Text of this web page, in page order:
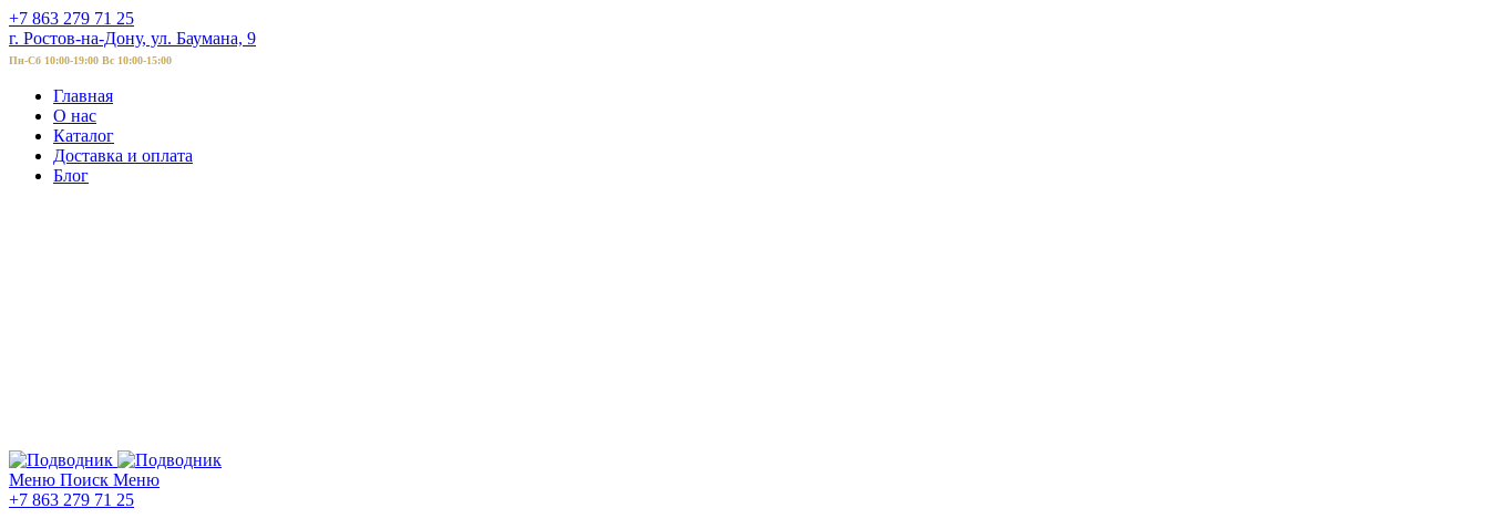
+7 863 279 71 25
г. Ростов-на-Дону, ул. Баумана, 9
Пн-Сб 10:00-19:00 Вс 10:00-15:00
Главная
О нас
Каталог
Доставка и оплата
Блог
Меню Поиск Меню
+7 863 279 71 25